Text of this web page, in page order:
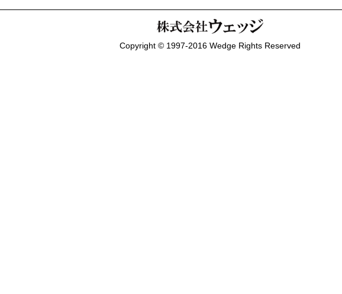
Copyright © 1997-2016 Wedge Rights Reserved